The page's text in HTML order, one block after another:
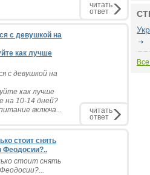
читать
ответ
с девушкой на
как лучше
с девушкой на
как лучше
на 10-14 дней?
включа...
читать
ответ
стоит снять
Феодосии?..
стоит снять